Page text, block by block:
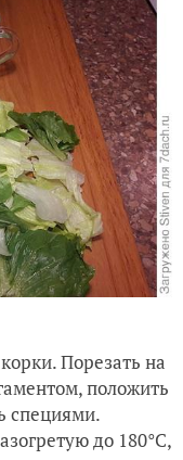
Порезать на
положить
специями.
до 180°C,